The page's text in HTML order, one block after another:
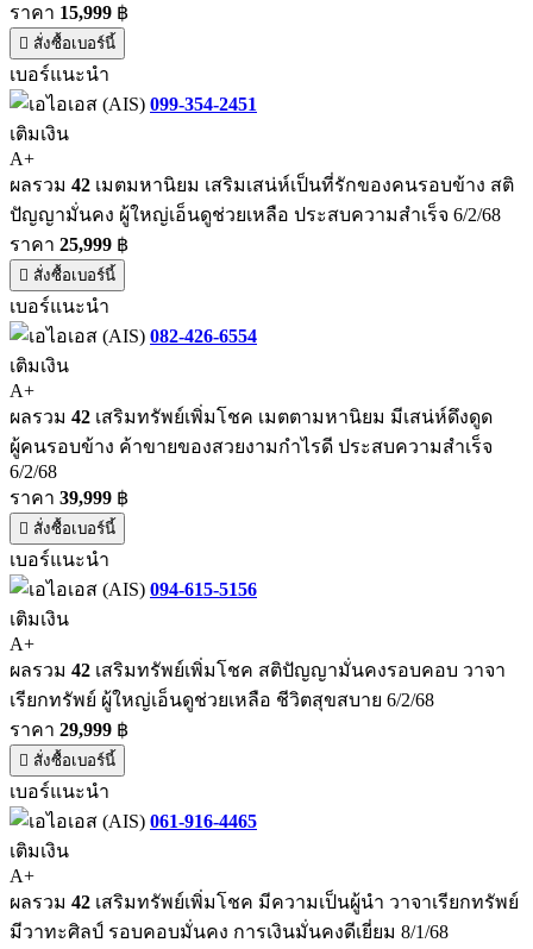
ราคา 15,999 ฿
สั่งซื้อเบอร์นี้
เบอร์แนะนำ
099-354-2451
เติมเงิน
A+
ผลรวม 42 เมตมหานิยม เสริมเสน่ห์เป็นที่รักของคนรอบข้าง สติ
ปัญญามั่นคง ผู้ใหญ่เอ็นดูช่วยเหลือ ประสบความสำเร็จ 6/2/68
ราคา 25,999 ฿
สั่งซื้อเบอร์นี้
เบอร์แนะนำ
082-426-6554
เติมเงิน
A+
ผลรวม 42 เสริมทรัพย์เพิ่มโชค เมตตามหานิยม มีเสน่ห์ดึงดูด
ผู้คนรอบข้าง ค้าขายของสวยงามกำไรดี ประสบความสำเร็จ
6/2/68
ราคา 39,999 ฿
สั่งซื้อเบอร์นี้
เบอร์แนะนำ
094-615-5156
เติมเงิน
A+
ผลรวม 42 เสริมทรัพย์เพิ่มโชค สติปัญญามั่นคงรอบคอบ วาจา
เรียกทรัพย์ ผู้ใหญ่เอ็นดูช่วยเหลือ ชีวิตสุขสบาย 6/2/68
ราคา 29,999 ฿
สั่งซื้อเบอร์นี้
เบอร์แนะนำ
061-916-4465
เติมเงิน
A+
ผลรวม 42 เสริมทรัพย์เพิ่มโชค มีความเป็นผู้นำ วาจาเรียกทรัพย์
มีวาทะศิลป์ รอบคอบมั่นคง การเงินมั่นคงดีเยี่ยม 8/1/68